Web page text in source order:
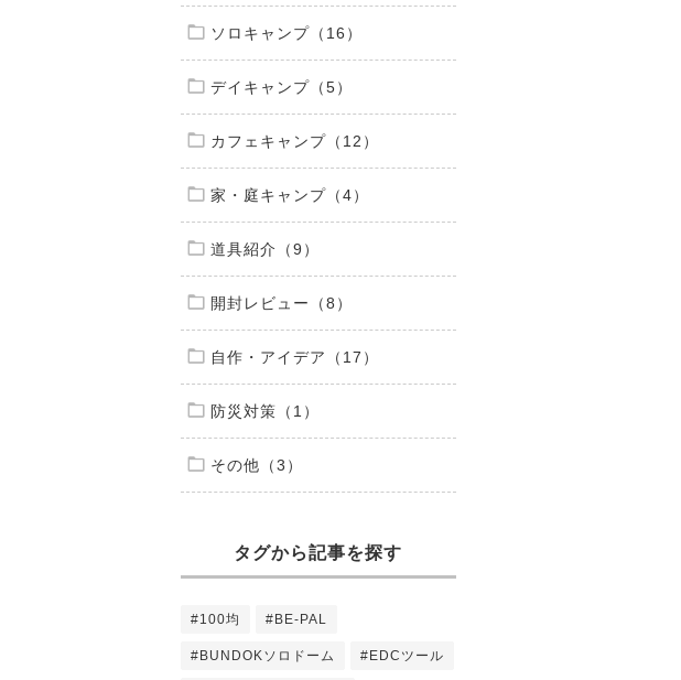
ソロキャンプ（16）
デイキャンプ（5）
カフェキャンプ（12）
家・庭キャンプ（4）
道具紹介（9）
開封レビュー（8）
自作・アイデア（17）
防災対策（1）
その他（3）
タグから記事を探す
#100均 #BE-PAL
#BUNDOKソロドーム #EDCツール